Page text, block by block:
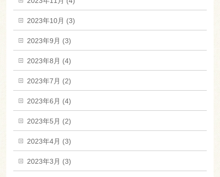
2023年10月 (3)
2023年9月 (3)
2023年8月 (4)
2023年7月 (2)
2023年6月 (4)
2023年5月 (2)
2023年4月 (3)
2023年3月 (3)